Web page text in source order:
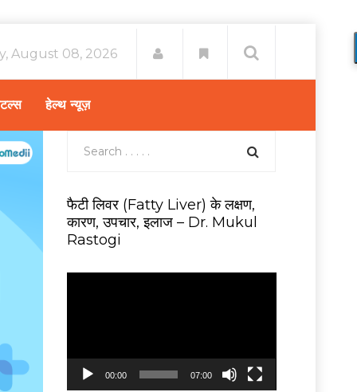
August 08, 2026
हेल्थ न्यूज़
फैटी लिवर (Fatty Liver) के लक्षण,
कारण, उपचार, इलाज – Dr. Mukul
Rastogi
00:00 07:00